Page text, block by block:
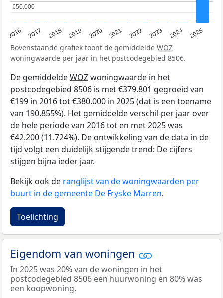
2016 2017 2018 2019 2020 2021 2022 2023 2024 2025
€50.000
€50.000
Bovenstaande grafiek toont de gemiddelde WOZ
woningwaarde per jaar in het postcodegebied 8506.
De gemiddeldeWOZwoningwaarde in het
postcodegebied 8506 is met €379.801 gegroeid van
€199 in 2016 tot €380.000 in 2025 (dat is een toename
van 190.855%). Het gemiddelde verschil per jaar over
de hele periode van 2016 tot en met 2025 was
€42.200 (11.724%). De ontwikkeling van de data in de
tijd volgt een duidelijk stijgende trend: De cijfers
stijgen bijna ieder jaar.
Bekijk ook de ranglijst van de woningwaarden per
buurt in de gemeente De Fryske Marren.
Toelichting
Eigendom van woningen
In 2025 was 20% van de woningen in het
postcodegebied 8506 een huurwoning en 80% was
een koopwoning.